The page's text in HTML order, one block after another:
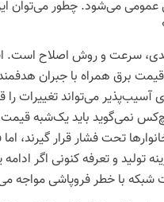
عمومی می‌شود. چطور می‌توان
سرعت و روش اصلاح است.
برق همراه با جبران
می‌تواند تغییرات را
نمی‌گوید باید یک‌شبه
تحت فشارقرار گیرند،
تولید و تعرفه کنونی اگر ادامه
شبکه با خطر فروپاشیمواجه